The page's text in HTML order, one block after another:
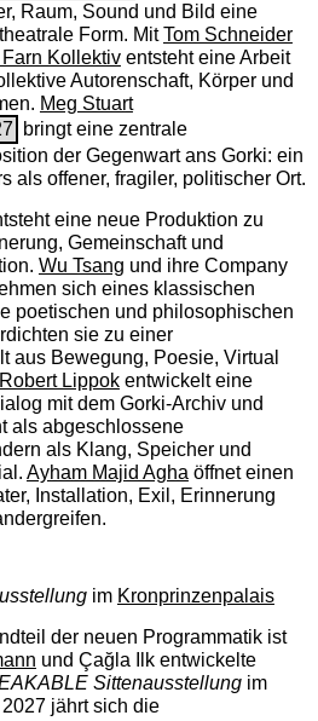
Raum, Sound und Bild eine
Form. MitTom Schneider
Kollektiventsteht eine Arbeit
Autorenschaft, Körper und
Meg Stuart
bringt eine zentrale
der Gegenwart ans Gorki: ein
als offener, fragiler, politischer Ort.
eine neue Produktion zu
Gemeinschaft und
Wu Tsang und ihre Company
sich eines klassischen
poetischen und philosophischen
sie zu einer
aus Bewegung, Poesie, Virtual
Robert Lippokentwickelt eine
mit dem Gorki-Archiv und
als abgeschlossene
als Klang, Speicher und
Ayham Majid Aghaöffnet einen
Installation, Exil, Erinnerung
im Kronprinzenpalais
der neuen Programmatik ist
und Çağla Ilk entwickelte
Sittenausstellungim
jährt sich die